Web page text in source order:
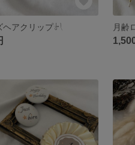
ヘアクリップ‎‪𓍯 月齢